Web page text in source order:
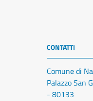
CONTATTI
Comune di
Palazzo San
- 80133